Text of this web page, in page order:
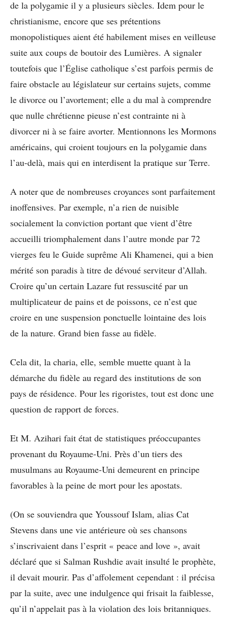
de la polygamie il y a plusieurs siècles. Idem pour le
christianisme, encore que ses prétentions
monopolistiques aient été habilement mises en veilleuse
suite aux coups de boutoir des Lumières. A signaler
toutefois que l’Église catholique s’est parfois permis de
faire obstacle au législateur sur certains sujets, comme
le divorce ou l’avortement; elle a du mal à comprendre
que nulle chrétienne pieuse n’est contrainte ni à
divorcer ni à se faire avorter. Mentionnons les Mormons
américains, qui croient toujours en la polygamie dans
l’au-delà, mais qui en interdisent la pratique sur Terre.
A noter que de nombreuses croyances sont parfaitement
inoffensives. Par exemple, n’a rien de nuisible
socialement la conviction portant que vient d’être
accueilli triomphalement dans l’autre monde par 72
vierges feu le Guide suprême Ali Khamenei, qui a bien
mérité son paradis à titre de dévoué serviteur d’Allah.
Croire qu’un certain Lazare fut ressuscité par un
multiplicateur de pains et de poissons, ce n’est que
croire en une suspension ponctuelle lointaine des lois
de la nature. Grand bien fasse au fidèle.
Cela dit, la charia, elle, semble muette quant à la
démarche du fidèle au regard des institutions de son
pays de résidence. Pour les rigoristes, tout est donc une
question de rapport de forces.
Et M. Azihari fait état de statistiques préoccupantes
provenant du Royaume-Uni. Près d’un tiers des
musulmans au Royaume-Uni demeurent en principe
favorables à la peine de mort pour les apostats.
(On se souviendra que Youssouf Islam, alias Cat
Stevens dans une vie antérieure où ses chansons
s’inscrivaient dans l’esprit « peace and love », avait
déclaré que si Salman Rushdie avait insulté le prophète,
il devait mourir. Pas d’affolement cependant : il précisa
par la suite, avec une indulgence qui frisait la faiblesse,
qu’il n’appelait pas à la violation des lois britanniques.